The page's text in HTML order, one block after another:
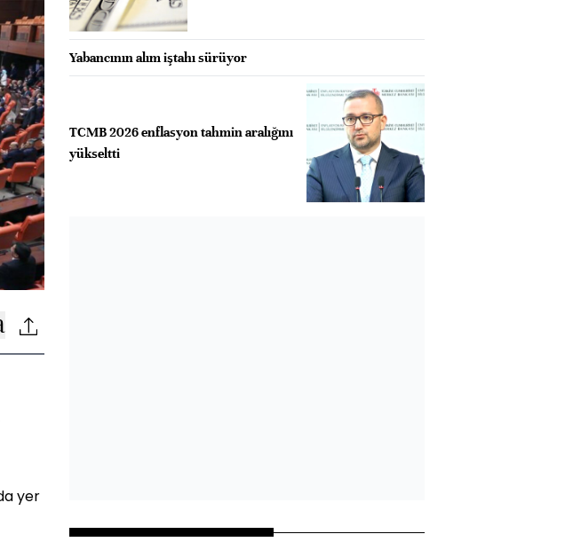
yer
Yabancının alım iştahı sürüyor
TCMB 2026 enflasyon tahmin aralığını
yükseltti